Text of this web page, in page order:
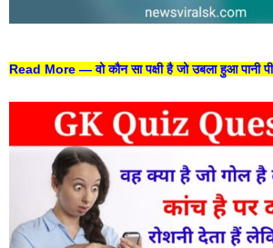
Read More —वो कौन सा पक्षी है जो उबला हुआ पानी